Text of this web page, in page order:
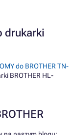
drukarki
do BROTHER TN-
BROTHER HL-